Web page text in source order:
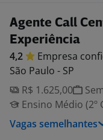
Agente Call
Experiência
4,2 Empresa
São Paulo - SP
R$ 1.625,00
Ensino Médio (2º
Vagas semelhantes